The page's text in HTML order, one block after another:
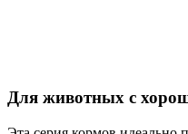
Для животных с